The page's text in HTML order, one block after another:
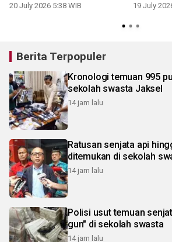
20 July 2026 5:38 WIB 19 July
Berita Terpopuler
Kronologi temuan 995
sekolah swasta Jaksel
14 jam lalu
Ratusan senjata api
ditemukan di sekolah
14 jam lalu
Polisi usut temuan
gun" di sekolah swasta
14 jam lalu